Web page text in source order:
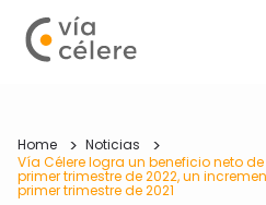
Home
Noticias
Vía Célere logra un beneficio neto de
primer trimestre de 2022, un
primer trimestre de 2021